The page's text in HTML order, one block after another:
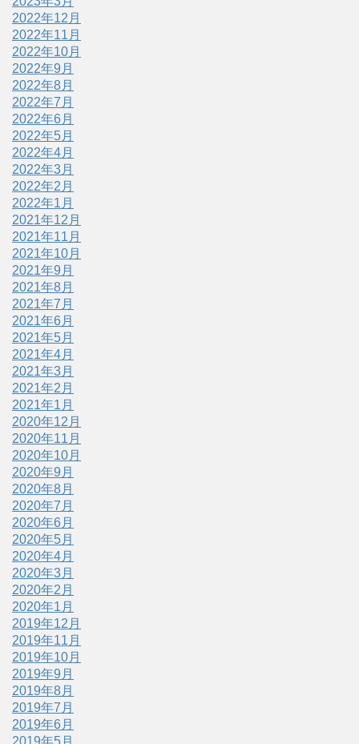
2022年12月
2022年11月
2022年10月
2022年9月
2022年8月
2022年7月
2022年6月
2022年5月
2022年4月
2022年3月
2022年2月
2022年1月
2021年12月
2021年11月
2021年10月
2021年9月
2021年8月
2021年7月
2021年6月
2021年5月
2021年4月
2021年3月
2021年2月
2021年1月
2020年12月
2020年11月
2020年10月
2020年9月
2020年8月
2020年7月
2020年6月
2020年5月
2020年4月
2020年3月
2020年2月
2020年1月
2019年12月
2019年11月
2019年10月
2019年9月
2019年8月
2019年7月
2019年6月